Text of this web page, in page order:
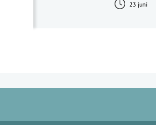
23 juni